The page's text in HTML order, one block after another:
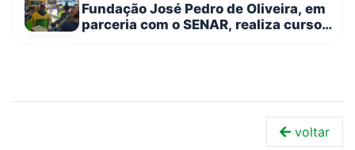
Fundação José Pedro de Oliveira, em
parceria com o SENAR, realiza curso
voltar